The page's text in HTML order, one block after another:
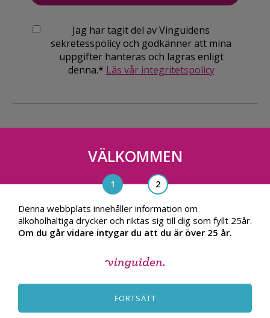
Jag har tagit del av Vinguidens
sekretesspolicy och godkänner att mina
uppgifter hanteras och lagras enligt
denna.* Läs vår integritetspolicy
Vinguiden Nordic AB
Blasieholmsgatan 4A, 111 48, Stockholm
info@vinguiden.com
INTEGRITETSPOLICY
VÄLKOMMEN
Denna webbplats innehåller information om
alkoholhaltiga drycker och riktas sig till dig som fyllt 25år.
Om du går vidare intygar du att du är över 25 år.
FORTSÄTT